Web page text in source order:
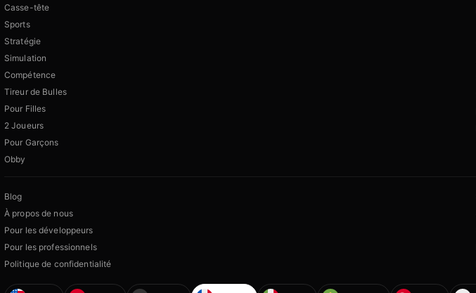
Casse-tête
Sports
Stratégie
Simulation
Compétence
Tireur de Bulles
Pour Filles
2 Joueurs
Pour Garçons
Obby
Blog
À propos de nous
Pour les développeurs
Pour les professionnels
Politique de confidentialité